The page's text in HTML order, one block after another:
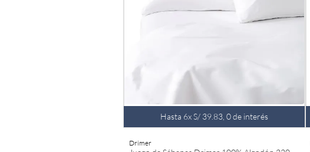
Hasta 6xS/ 39. 83, 0de interés
Drimer